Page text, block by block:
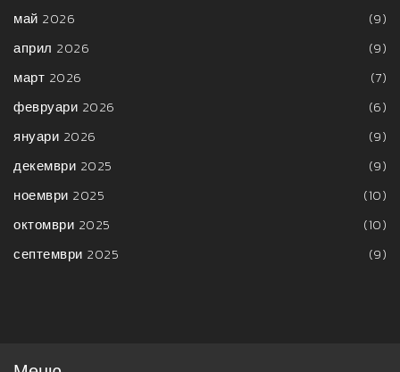
май 2026
(9)
април 2026
(9)
март 2026
(7)
февруари 2026
(6)
януари 2026
(9)
декември 2025
(9)
ноември 2025
(10)
октомври 2025
(10)
септември 2025
(9)